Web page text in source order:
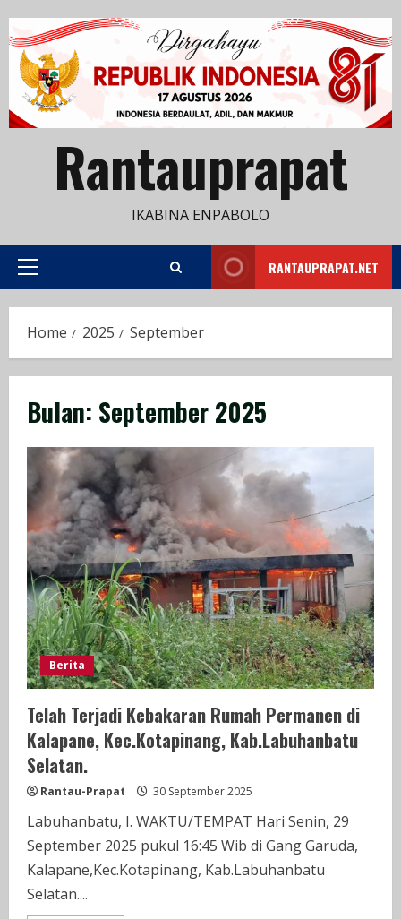
to
content
Rantauprapat
IKABINA ENPABOLO
Primary
RANTAUPRAPAT.NET
Home 2025 September
Bulan: September 2025
Berita
Telah Terjadi Kebakaran Rumah Permanen di
Kalapane, Kec.Kotapinang, Kab.Labuhanbatu
Selatan.
Rantau-Prapat 30 September 2025
Labuhanbatu, I. WAKTU/TEMPAT Hari Senin, 29
September 2025 pukul 16:45 Wib di Gang Garuda,
Kalapane,Kec.Kotapinang, Kab.Labuhanbatu
Selatan....